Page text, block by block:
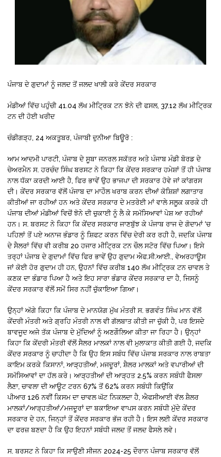
ਪੰਜਾਬ ਦੇ ਗੁਦਾਮਾਂ ਨੂੰ ਜਲਦ ਤੋਂ ਜਲਦ ਖਾਲੀ ਕਰੇ ਕੇਂਦਰ ਸਰਕਾਰ
ਮੰਡੀਆਂ ਵਿੱਚ ਪਹੁੰਚੀ 41.04 ਲੱਖ ਮੀਟ੍ਰਿਕ ਟਨ ਝੋਨੇ ਦੀ ਫਸਲ, 37.12 ਲੱਖ ਮੀਟ੍ਰਿਕ
ਟਨ ਦੀ ਹੋਈ ਖਰੀਦ
ਚੰਡੀਗੜ੍ਹ, 24 ਅਕਤੂਬਰ, ਪੰਜਾਬੀ ਦੁਨੀਆ ਬਿਊਰੋ :
ਆਮ ਆਦਮੀ ਪਾਰਟੀ, ਪੰਜਾਬ ਦੇ ਸੂਬਾ ਜਨਰਲ ਸਕੱਤਰ ਅਤੇ ਪੰਜਾਬ ਮੰਡੀ ਬੋਰਡ ਦੇ
ਚੇਅਰਮੈਨ ਸ. ਹਰਚੰਦ ਸਿੰਘ ਬਰਸਟ ਨੇ ਕਿਹਾ ਕਿ ਕੇਂਦਰ ਸਰਕਾਰ ਹਮੇਸ਼ਾਂ ਤੋਂ ਹੀ ਪੰਜਾਬ
ਨਾਲ ਧੱਕਾ ਕਰਦੀ ਆਈ ਹੈ, ਫਿਰ ਭਾਵੇਂ ਉਹ ਭਾਜਪਾ ਦੀ ਸਰਕਾਰ ਹੋਵੇ ਜਾਂ ਕਾਂਗਰਸ
ਦੀ। ਕੇਂਦਰ ਸਰਕਾਰ ਵੱਲੋਂ ਪੰਜਾਬ ਦਾ ਮਾਹੌਲ ਖਰਾਬ ਕਰਨ ਦੀਆਂ ਕੋਸ਼ਿਸ਼ਾਂ ਲਗਾਤਾਰ
ਕੀਤੀਆਂ ਜਾ ਰਹੀਆਂ ਹਨ ਅਤੇ ਕੇਂਦਰ ਸਰਕਾਰ ਦੇ ਮਤਰੇਈ ਮਾਂ ਵਾਲੇ ਸਲੂਕ ਕਰਕੇ ਹੀ
ਪੰਜਾਬ ਦੀਆਂ ਮੰਡੀਆਂ ਵਿਚੋਂ ਝੋਨੇ ਦੀ ਚੁਕਾਈ ਨੂੰ ਲੈ ਕੇ ਸਮੱਸਿਆਵਾਂ ਪੇਸ਼ ਆ ਰਹੀਆਂ
ਹਨ। ਸ. ਬਰਸਟ ਨੇ ਕਿਹਾ ਕਿ ਕੇਂਦਰ ਸਰਕਾਰ ਜਾਣਬੁੱਝ ਕੇ ਪੰਜਾਬ ਰਾਜ ਦੇ ਗੋਦਾਮਾਂ ‘ਚ
ਪਹਿਲਾਂ ਤੋਂ ਪਏ ਅਨਾਜ ਭੰਡਾਰ ਨੂੰ ਸ਼ਿਫਟ ਕਰਨ ਵਿੱਚ ਦੇਰੀ ਕਰ ਰਹੀ ਹੈ, ਜਦਕਿ ਪੰਜਾਬ
ਦੇ ਸੈਲਰਾਂ ਵਿੱਚ ਵੀ ਕਰੀਬ 20 ਹਜਾਰ ਮੀਟ੍ਰਿਕ ਟਨ ਚੌਲ ਸਟੋਰ ਵਿੱਚ ਪਿਆ। ਇਸੇ
ਤਰ੍ਹਾਂ ਪੰਜਾਬ ਦੇ ਗੁਦਾਮਾਂ ਵਿੱਚ ਫਿਰ ਭਾਵੇਂ ਉਹ ਗੁਦਾਮ ਐਫ.ਸੀ.ਆਈ., ਵੇਅਰਹਾਊਸ
ਜਾਂ ਕੋਈ ਹੋਰ ਗੁਦਾਮ ਹੀ ਹਨ, ਉਹਨਾਂ ਵਿੱਚ ਕਰੀਬ 140 ਲੱਖ ਮੀਟ੍ਰਿਕ ਟਨ ਚਾਵਲ ਤੇ
ਕਣਕ ਦਾ ਭੰਡਾਰ ਪਿਆ ਹੈ ਅਤੇ ਇਹ ਸਾਰਾ ਭੰਡਾਰ ਕੇਂਦਰ ਸਰਕਾਰ ਦਾ ਹੈ, ਜਿਸਨੂੰ
ਕੇਂਦਰ ਸਰਕਾਰ ਵੱਲੋਂ ਸਮੇਂ ਸਿਰ ਨਹੀਂ ਚੁੱਕਾਇਆ ਗਿਆ।
ਉਨ੍ਹਾਂ ਅੱਗੇ ਕਿਹਾ ਕਿ ਪੰਜਾਬ ਦੇ ਮਾਨਯੋਗ ਮੁੱਖ ਮੰਤਰੀ ਸ. ਭਗਵੰਤ ਸਿੰਘ ਮਾਨ ਵੱਲੋਂ
ਕੇਂਦਰੀ ਮੰਤਰੀ ਅਤੇ ਗ੍ਰਹਿ ਮੰਤਰੀ ਨਾਲ ਵੀ ਗੱਲਬਾਤ ਕੀਤੀ ਜਾ ਚੁੱਕੀ ਹੈ, ਪਰ ਇਸਦੇ
ਬਾਵਜੂਦ ਅਜੇ ਤੱਕ ਪੰਜਾਬ ਦੇ ਮੁੱਦਿਆਂ ਨੂੰ ਅਣਗੌਲਿਆ ਕੀਤਾ ਜਾ ਰਿਹਾ ਹੈ। ਉਨ੍ਹਾਂ
ਕਿਹਾ ਕਿ ਕੇਂਦਰੀ ਮੰਤਰੀ ਵੱਲੋਂ ਸੈਲਰ ਮਾਲਕਾਂ ਨਾਲ ਵੀ ਮੁਲਾਕਾਤ ਕੀਤੀ ਗਈ ਹੈ, ਜਦਕਿ
ਕੇਂਦਰ ਸਰਕਾਰ ਨੂੰ ਚਾਹੀਦਾ ਹੈ ਕਿ ਉਹ ਇਸ ਸਬੰਧ ਵਿੱਚ ਪੰਜਾਬ ਸਰਕਾਰ ਨਾਲ ਰਾਬਤਾ
ਕਾਇਮ ਕਰਕੇ ਕਿਸਾਨਾਂ, ਆੜ੍ਹਤੀਆਂ, ਮਜਦੂਰਾਂ, ਸ਼ੈਲਰ ਮਾਲਕਾਂ ਅਤੇ ਵਪਾਰੀਆਂ ਦੀ
ਸਮੱਸਿਆਵਾਂ ਦਾ ਹੱਲ ਕਰੇ। ਆੜ੍ਹਤੀਆਂ ਦੀ ਆੜ੍ਹਤ 2.5% ਕਰਨ ਸਬੰਧੀ ਫੈਸਲਾ
ਲੈਣਾ, ਚਾਵਲਾ ਦੀ ਆਊਟ ਟਰਨ 67% ਤੋਂ 62% ਕਰਨ ਸਬੰਧੀ ਕਿਉਂਕਿ
ਪੀਆਰ 126 ਨਵੀਂ ਕਿਸਮ ਦਾ ਚਾਵਲ ਘੱਟ ਨਿਕਲਦਾ ਹੈ, ਐਫਸੀਆਈ ਵੱਲ ਸ਼ੈਲਰ
ਮਾਲਕਾਂ/ਆੜ੍ਹਤੀਆਂ/ਮਜਦੂਰਾਂ ਦਾ ਬਕਾਇਆ ਵਾਪਸ ਕਰਨ ਸਬੰਧੀ ਮੁੱਦੇ ਕੇਂਦਰ
ਸਰਕਾਰ ਦੇ ਹਨ, ਜਿਨ੍ਹਾਂ ਤੋਂ ਕੇਂਦਰ ਸਰਕਾਰ ਭੱਜ ਰਹੀ ਹੈ। ਇਸ ਲਈ ਕੇਂਦਰ ਸਰਕਾਰ
ਦਾ ਫਰਜ਼ ਬਣਦਾ ਹੈ ਕਿ ਉਹ ਇਹਨਾਂ ਸਬੰਧੀ ਜਲਦ ਤੋਂ ਜਲਦ ਫੈਸਲੇ ਲਵੇ।
ਸ. ਬਰਸਟ ਨੇ ਕਿਹਾ ਕਿ ਸਾਉਣੀ ਸੀਜਨ 2024-25 ਦੌਰਾਨ ਪੰਜਾਬ ਸਰਕਾਰ ਵੱਲੋਂ